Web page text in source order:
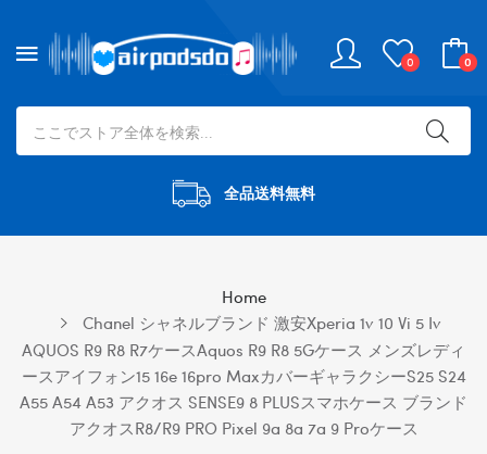
0 0
全品送料無料
Home
Chanel シャネルブランド 激安xperia 1v 10 Vi 5 Iv
AQUOS R9 R8 R7ケースaquos R9 R8 5Gケース メンズレディ
ースアイフォン15 16e 16pro Maxカバーギャラクシーs25 S24
A55 A54 A53 アクオス SENSE9 8 PLUSスマホケース ブランド
アクオスR8/R9 PRO Pixel 9a 8a 7a 9 Proケース